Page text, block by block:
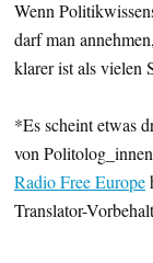
Wenn
darf man
klarer ist als vielen
*Es scheint etwas
von
Radio Free Europe
Translator-